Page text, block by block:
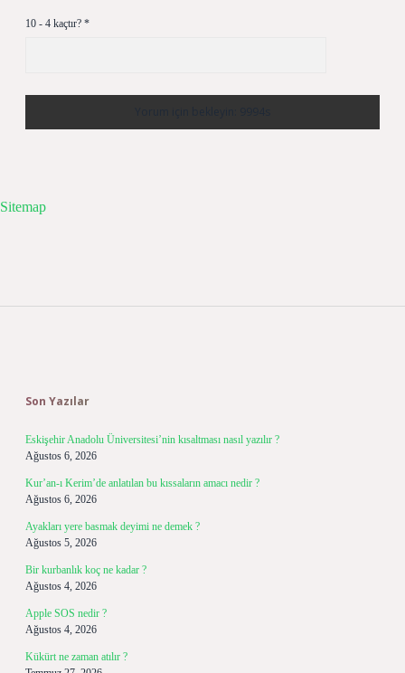
10 - 4 kaçtır? *
Sitemap
Son Yazılar
Eskişehir Anadolu Üniversitesi’nin kısaltması nasıl yazılır ?
Ağustos 6, 2026
Kur’an-ı Kerim’de anlatılan bu kıssaların amacı nedir ?
Ağustos 6, 2026
Ayakları yere basmak deyimi ne demek ?
Ağustos 5, 2026
Bir kurbanlık koç ne kadar ?
Ağustos 4, 2026
Apple SOS nedir ?
Ağustos 4, 2026
Kükürt ne zaman atılır ?